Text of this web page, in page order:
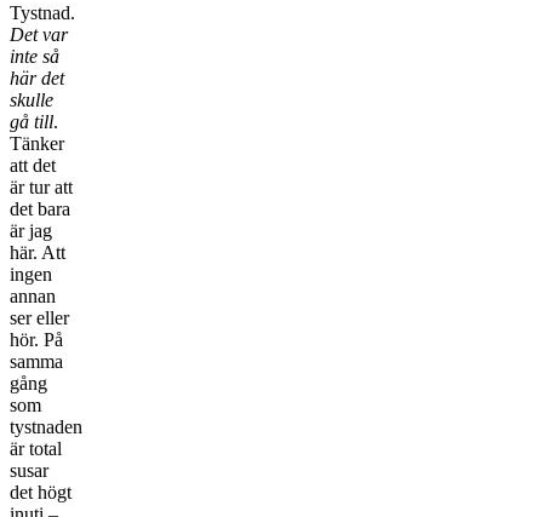
Tystnad.
Det var
inte så
här det
skulle
gå till.
Tänker
att det
är tur att
det bara
är jag
här. Att
ingen
annan
ser eller
hör. På
samma
gång
som
tystnaden
är total
susar
det högt